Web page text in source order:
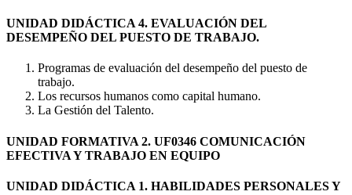
UNIDAD DIDÁCTICA 4. EVALUACIÓN DEL
DESEMPEÑO DEL PUESTO DE TRABAJO.
Programas de evaluación del desempeño del puesto de
trabajo.
Los recursos humanos como capital humano.
La Gestión del Talento.
UNIDAD FORMATIVA 2. UF0346 COMUNICACIÓN
EFECTIVA Y TRABAJO EN EQUIPO
UNIDAD DIDÁCTICA 1. HABILIDADES PERSONALES Y